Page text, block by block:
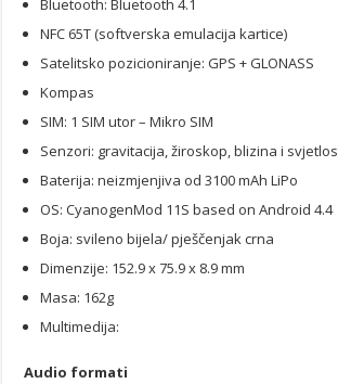
Bluetooth: Bluetooth 4.1
NFC 65T (softverska emulacija kartice)
Satelitsko pozicioniranje: GPS + GLONASS
Kompas
SIM: 1 SIM utor – Mikro SIM
Senzori: gravitacija, žiroskop, blizina i
Baterija: neizmjenjiva od 3100 mAh LiPo
OS: CyanogenMod 11S based on Android 4.4
Boja: svileno bijela/ pješčenjak crna
Dimenzije: 152.9 x 75.9 x 8.9 mm
Masa: 162g
Multimedija:
Audio formati